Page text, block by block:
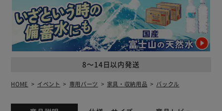
8～14日以内発送
HOME イベント 専用パーツ 家具・収納用品 バックル